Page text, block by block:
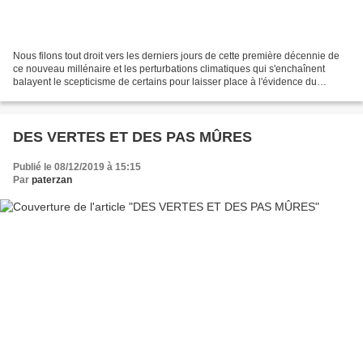
Nous filons tout droit vers les derniers jours de cette première décennie de
ce nouveau millénaire et les perturbations climatiques qui s'enchaînent
balayent le scepticisme de certains pour laisser place à l'évidence du
DES VERTES ET DES PAS MÛRES
Publié le 08/12/2019 à 15:15
Par paterzan